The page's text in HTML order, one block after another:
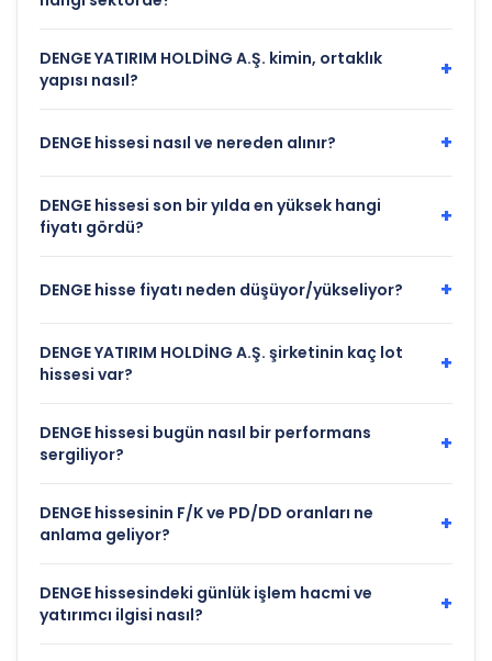
DENGE YATIRIM HOLDİNG A.Ş. kimin, ortaklık
yapısı nasıl?
+
DENGE hissesi nasıl ve nereden alınır? +
DENGE hissesi son bir yılda en yüksek hangi
fiyatı gördü?
+
DENGE hisse fiyatı neden düşüyor/yükseliyor? +
DENGE YATIRIM HOLDİNG A.Ş. şirketinin kaç lot
hissesi var?
+
DENGE hissesi bugün nasıl bir performans
sergiliyor?
+
DENGE hissesinin F/K ve PD/DD oranları ne
anlama geliyor?
+
DENGE hissesindeki günlük işlem hacmi ve
yatırımcı ilgisi nasıl?
+